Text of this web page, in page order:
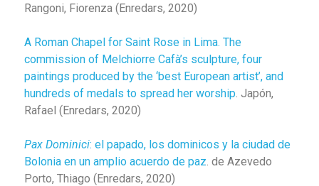
Rangoni, Fiorenza (Enredars, 2020)
A Roman Chapel for Saint Rose in Lima. The
commission of Melchiorre Cafà’s sculpture, four
paintings produced by the ‘best European artist’, and
hundreds of medals to spread her worship. Japón,
Rafael (Enredars, 2020)
Pax Dominici: el papado, los dominicos y la ciudad de
Bolonia en un amplio acuerdo de paz. de Azevedo
Porto, Thiago (Enredars, 2020)